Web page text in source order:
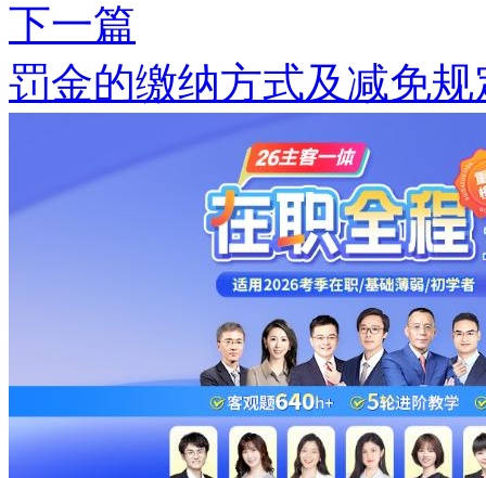
下一篇
罚金的缴纳方式及减免规